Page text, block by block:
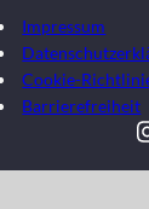
Impressum
Cookie-
Barrierefreiheit